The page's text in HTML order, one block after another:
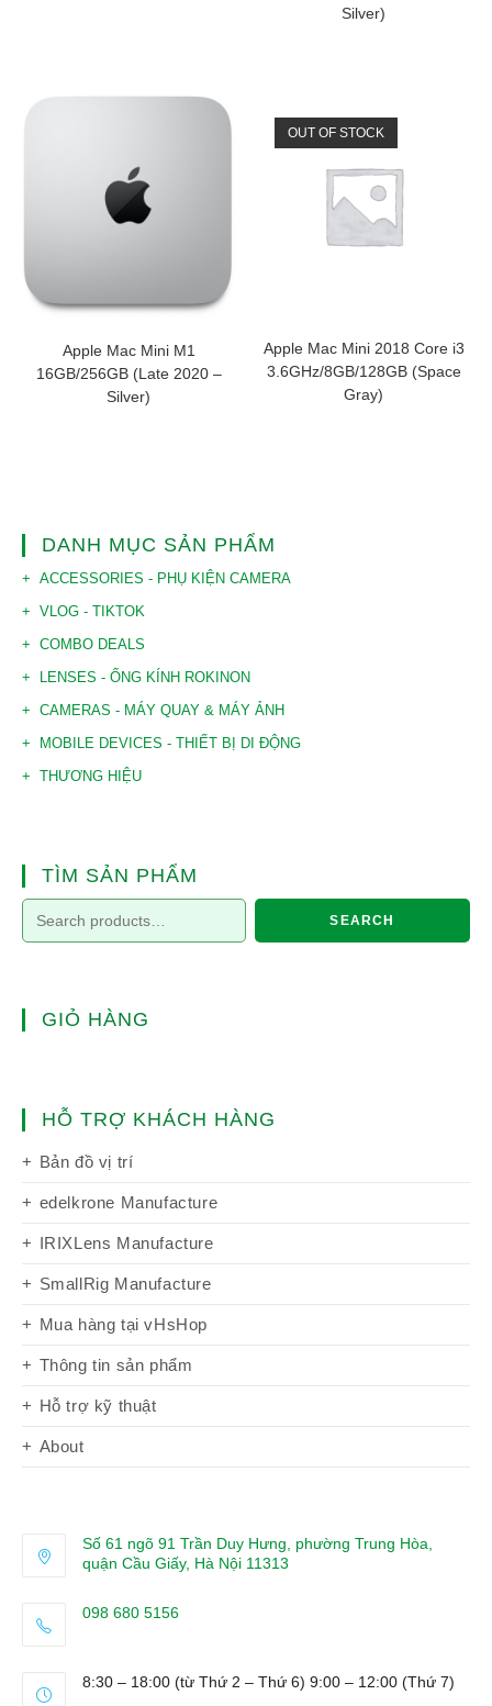
Silver)
Apple Mac Mini M1
16GB/256GB (Late 2020 –
Silver)
OUT OF STOCK
Apple Mac Mini 2018 Core i3
3.6GHz/8GB/128GB (Space
Gray)
DANH MỤC SẢN PHẨM
ACCESSORIES - PHỤ KIỆN CAMERA
VLOG - TIKTOK
COMBO DEALS
LENSES - ỐNG KÍNH ROKINON
CAMERAS - MÁY QUAY & MÁY ẢNH
MOBILE DEVICES - THIẾT BỊ DI ĐỘNG
THƯƠNG HIỆU
TÌM SẢN PHẨM
SEARCH
GIỎ HÀNG
HỖ TRỢ KHÁCH HÀNG
Bản đồ vị trí
edelkrone Manufacture
IRIXLens Manufacture
SmallRig Manufacture
Mua hàng tại vHsHop
Thông tin sản phẩm
Hỗ trợ kỹ thuật
About
Số 61 ngõ 91 Trần Duy Hưng, phường Trung Hòa,
quận Cầu Giấy, Hà Nội 11313
098 680 5156
your
8:30 – 18:00 (từ Thứ 2 – Thứ 6) 9:00 – 12:00 (Thứ 7)